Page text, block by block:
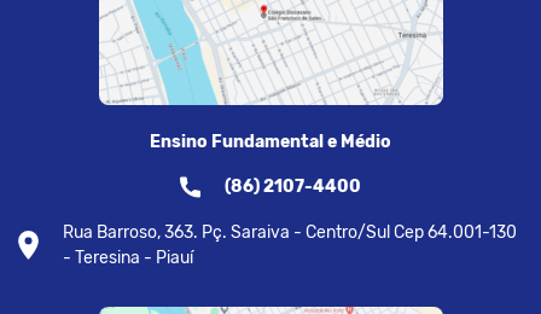
Ensino Fundamental e Médio
(86) 2107-4400
Rua Barroso, 363. Pç. Saraiva - Centro/Sul Cep 64.001-130
- Teresina - Piauí